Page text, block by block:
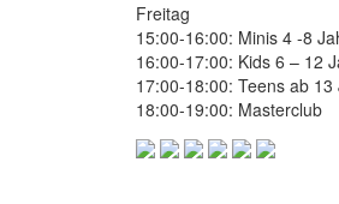
Freitag
15:00-16:00: Minis 4 -8
16:00-17:00: Kids 6 – 12
17:00-18:00: Teens ab 13
18:00-19:00: Masterclub